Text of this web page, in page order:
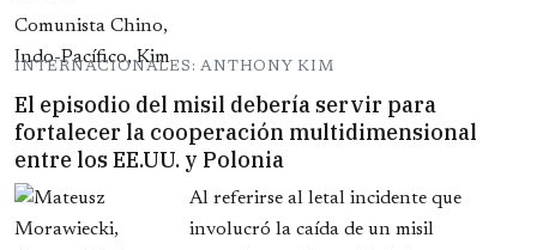
INTERNACIONALES: ANTHONY KIM
El episodio del misil debería servir para
fortalecer la cooperación multidimensional
entre los EE.UU. y Polonia
Al referirse al letal incidente que
involucró la caída de un misil